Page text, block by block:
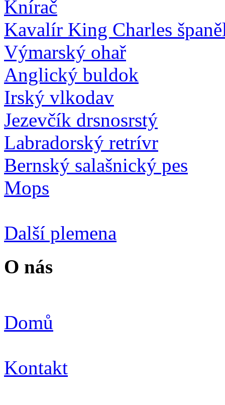
Knírač
Kavalír King Charles
Výmarský ohař
Anglický buldok
Irský vlkodav
Jezevčík drsnosrstý
Labradorský retrívr
Bernský salašnický pes
Mops
Další plemena
O nás
Domů
Kontakt